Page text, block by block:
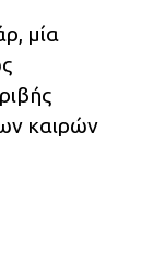
μία
καιρών